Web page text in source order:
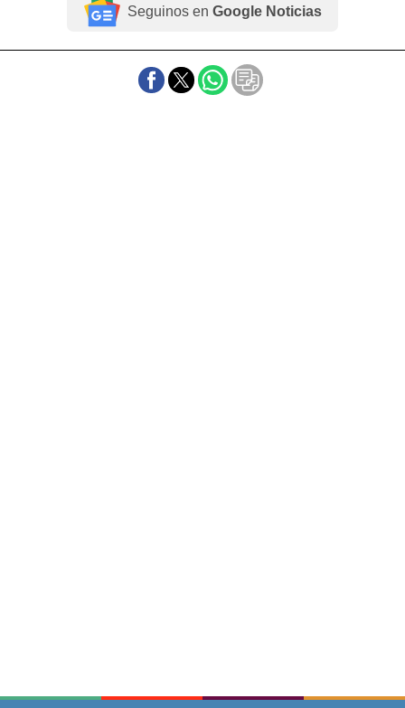
Seguinos en Google Noticias